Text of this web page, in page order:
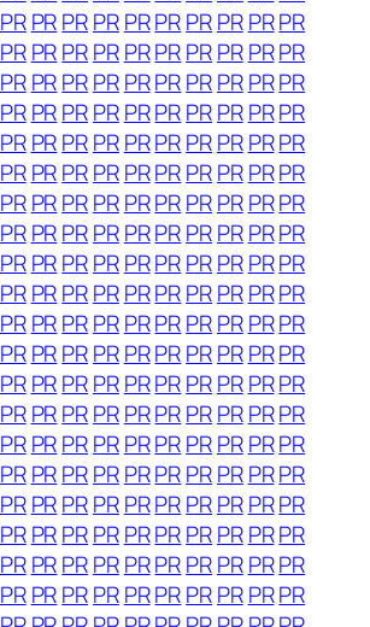
PR PRPRPRPRPRPRPR PRPR
PR PRPRPRPRPRPRPR PRPR
PR PRPRPRPRPRPRPR PRPR
PR PRPRPRPRPRPRPR PRPR
PR PRPRPRPRPRPRPR PRPR
PR PRPRPRPRPRPRPR PRPR
PR PRPRPRPRPRPRPR PRPR
PR PRPRPRPRPRPRPR PRPR
PR PRPRPRPRPRPRPR PRPR
PR PRPRPRPRPRPRPR PRPR
PR PRPRPRPRPRPRPR PRPR
PR PRPRPRPRPRPRPR PRPR
PR PRPRPRPRPRPRPR PRPR
PR PRPRPRPRPRPRPR PRPR
PR PRPRPRPRPRPRPR PRPR
PR PRPRPRPRPRPRPR PRPR
PR PRPRPRPRPRPRPR PRPR
PR PRPRPRPRPRPRPR PRPR
PR PRPRPRPRPRPRPR PRPR
PR PRPRPRPRPRPRPR PRPR